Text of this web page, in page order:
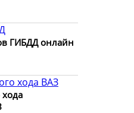
ГИБДД онлайн
хода